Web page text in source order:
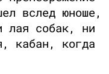
вслед юноше,
лая собак, ни
кабан, когда